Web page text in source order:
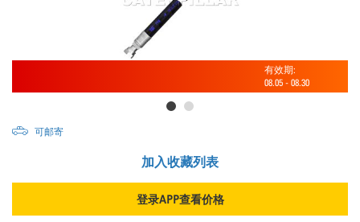
有效期:
08.05 - 08.30
可邮寄
加入收藏列表
登录APP查看价格